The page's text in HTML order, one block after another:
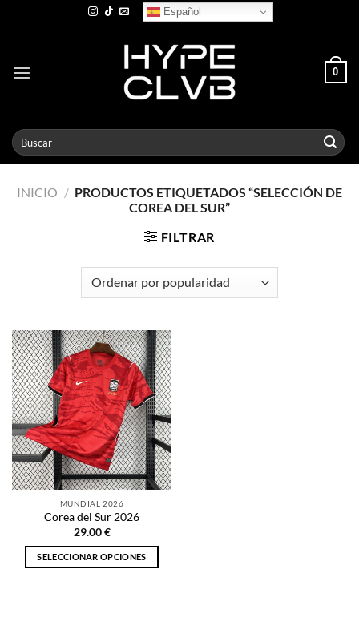
Español
0
Buscar
por:
INICIO / PRODUCTOS ETIQUETADOS “SELECCIÓN DE
COREA DEL SUR”
FILTRAR
MUNDIAL 2026
Corea del Sur 2026
29.00€
SELECCIONAR OPCIONES